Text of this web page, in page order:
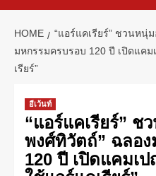
HOME
“แอร์แคเรียร์” ชวนหนุ่
มหกรรมครบรอบ 120 ปี เปิดแค
เรียร์”
อีเว้นท์
“แอร์แคเรียร์” ช
พงศ์ทิวัตถ์” ฉลอ
120 ปี เปิดแคมเ